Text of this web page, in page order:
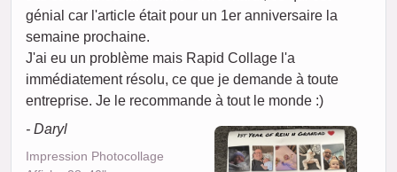
génial car l'article était pour un 1er anniversaire la
semaine prochaine.
J'ai eu un problème mais Rapid Collage l'a
immédiatement résolu, ce que je demande à toute
entreprise. Je le recommande à tout le monde :)
- Daryl
Impression Photocollage